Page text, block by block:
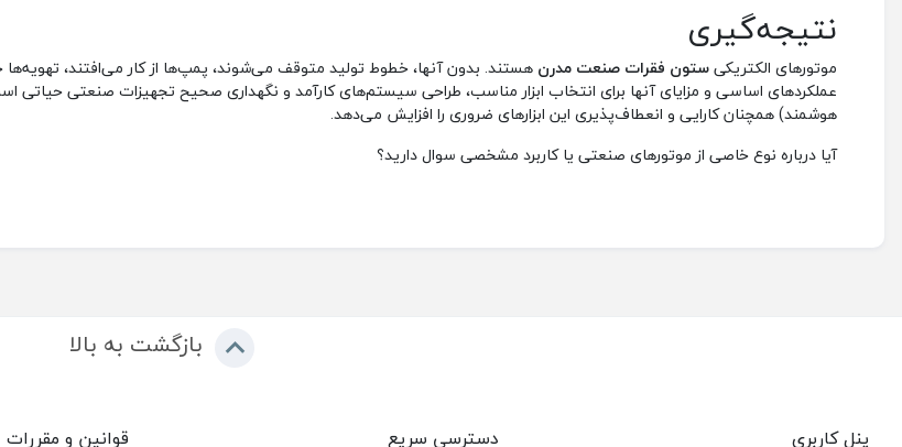
نتیجه‌گیری
موتورهای الکتریکیستون فقرات صنعت مدرن هستند. بدون آنها، خطوط تولید متوقف می‌شوند، پمپ‌ها از کار می‌افتند،
هوشمند) همچنان کارایی و انعطاف‌پذیری این ابزارهای ضروری را افزایش می‌دهد.
آیا درباره نوع خاصی از موتورهای صنعتی یا کاربرد مشخصی سوال دارید؟
بازگشت به بالا
پنل کاربری دسترسی سریع قوانین و مقررات